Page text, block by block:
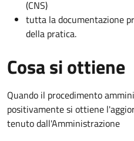
(CNS)
tutta la documentazione
della pratica.
Cosa si ottiene
Quando il procedimento
positivamente si ottiene
tenuto dall'Amministrazione